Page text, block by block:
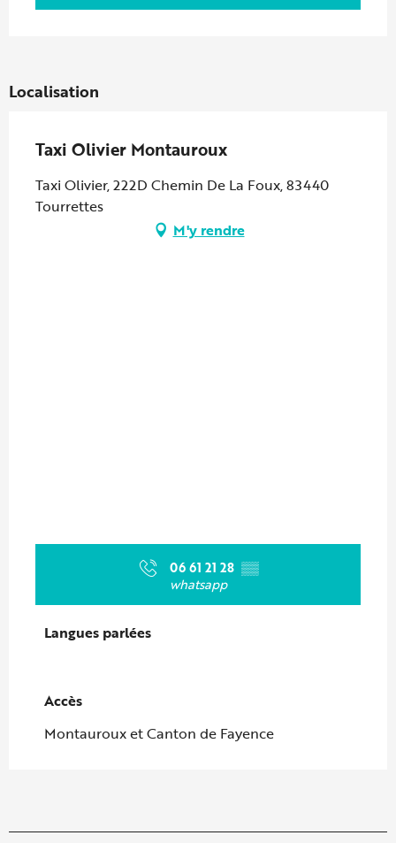
Localisation
Taxi Olivier Montauroux
Taxi Olivier, 222D Chemin De La Foux, 83440
Tourrettes
M'y rendre
06 61 21 28 ▒▒
whatsapp
Langues parlées
Langues parlées
Accès
Accès
Montauroux et Canton de Fayence